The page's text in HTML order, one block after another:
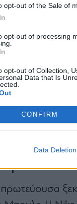
opt-out of the Sale of
opt-out of processing
opt-out of Collection,
Data that Is
CONFIRM
Data Deletion
Air
ο Μάικλ
τη
δύναμη του
και έχει
ομάδα